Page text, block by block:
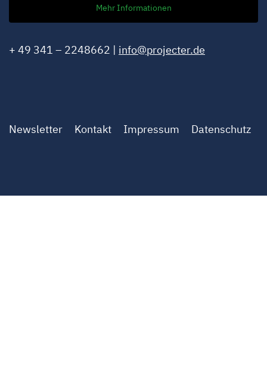
Mehr Informationen
+ 49 341 – 2248662 | info@projecter.de
Newsletter Kontakt Impressum Datenschutz